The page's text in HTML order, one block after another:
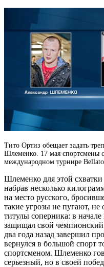
Тито Ортиз обещает задать
Шлеменко. 17 мая спортсмены
международном турнире
Шлеменко для этой
набрав несколько
на место русского,
такие угрозы не пугают,
титулы соперника: в
защищал свой
два года назад завершил
вернулся в большой спорт
спортсменом. Шлеменко
серьезный, но в своей